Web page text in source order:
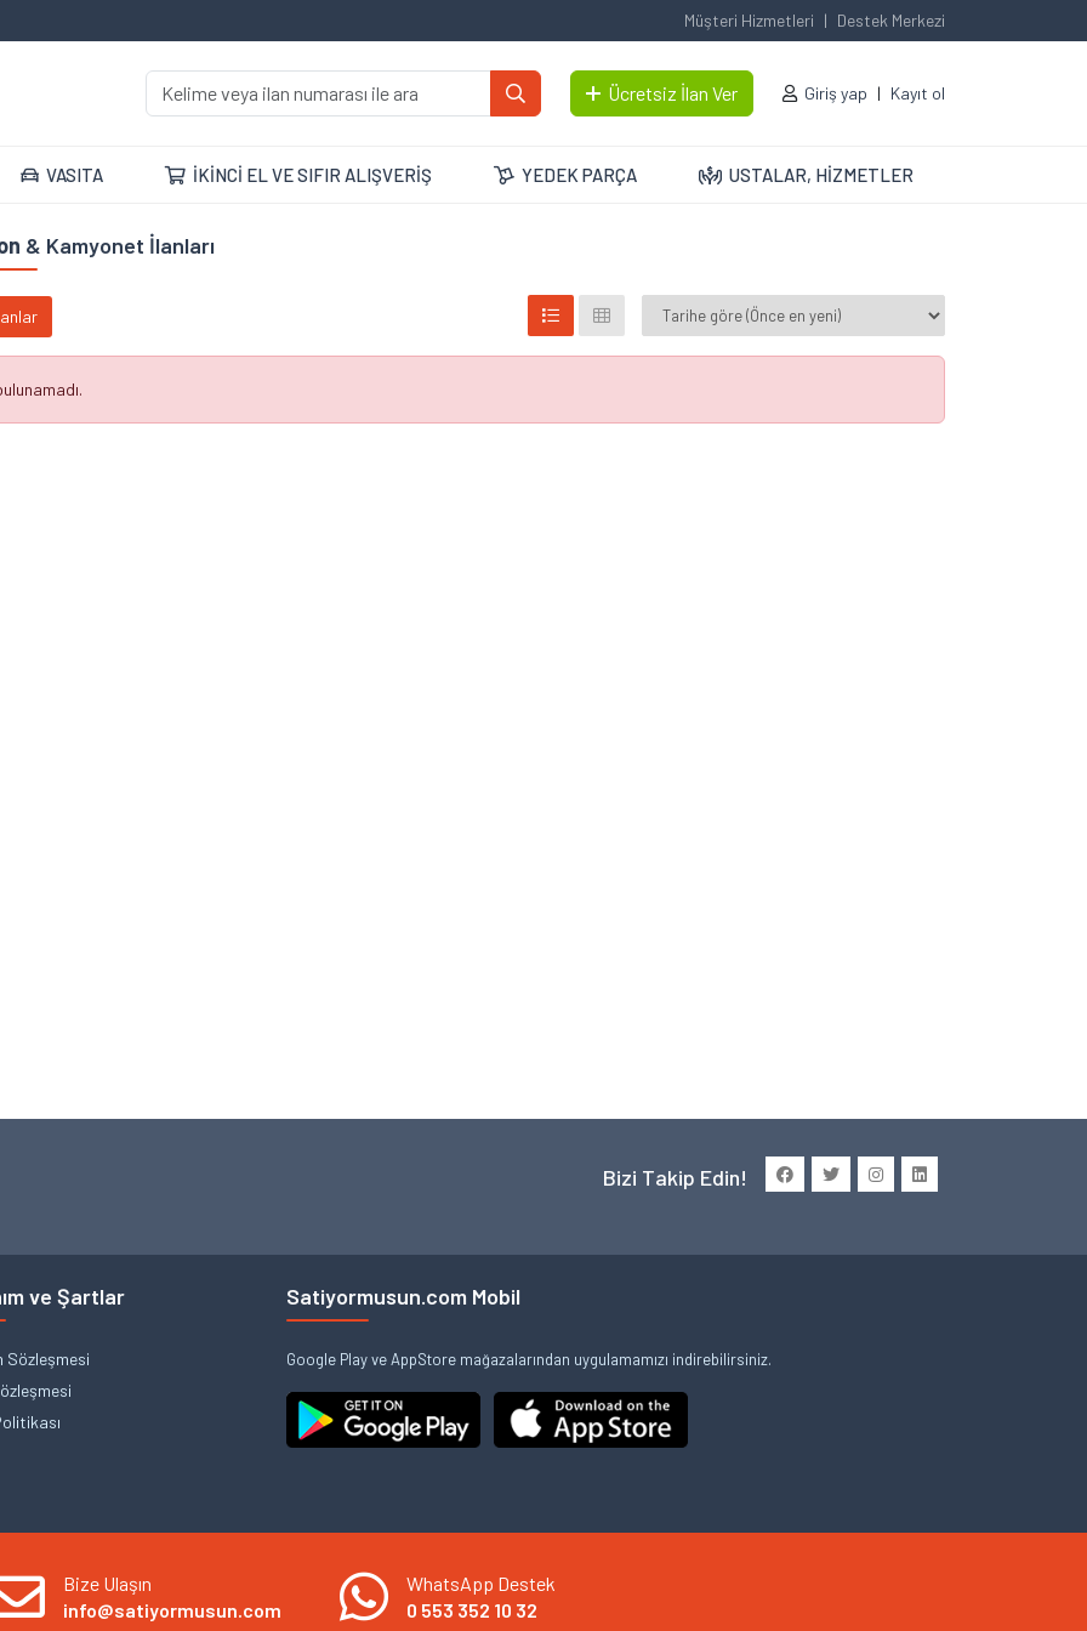
Müşteri Hizmetleri Destek Merkezi
Ücretsiz İlan Ver Giriş yap Kayıt ol
VASITA İKİNCİ EL VE SIFIR ALIŞVERİŞ YEDEK PARÇA USTALAR, HİZMETLER
& Kamyonet İlanları
Bizi Takip Edin!
ve Şartlar
Sözleşmesi
Satiyormusun.com Mobil
Google Play ve AppStore mağazalarından uygulamamızı indirebilirsiniz.
Bize Ulaşın
info@satiyormusun.com
WhatsApp Destek
0 553 352 10 32